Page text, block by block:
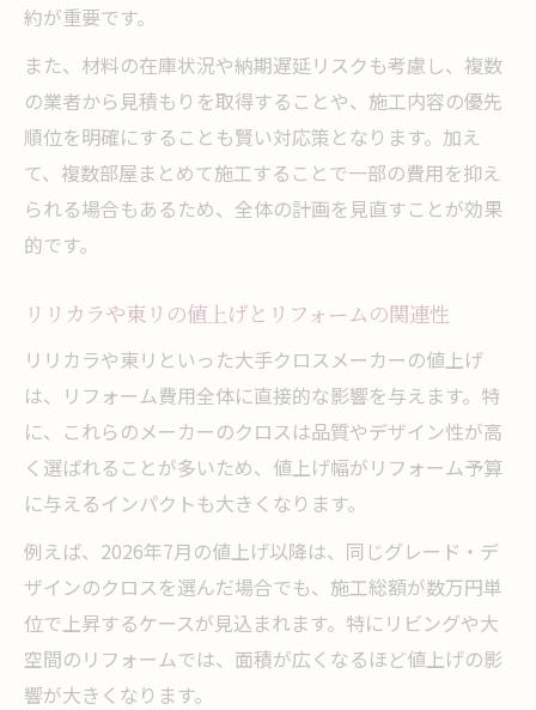
約が重要です。
また、材料の在庫状況や納期遅延リスクも考慮し、複数
の業者から見積もりを取得することや、施工内容の優先
順位を明確にすることも賢い対応策となります。加え
て、複数部屋まとめて施工することで一部の費用を抑え
られる場合もあるため、全体の計画を見直すことが効果
的です。
リリカラや東リの値上げとリフォームの関連性
リリカラや東リといった大手クロスメーカーの値上げ
は、リフォーム費用全体に直接的な影響を与えます。特
に、これらのメーカーのクロスは品質やデザイン性が高
く選ばれることが多いため、値上げ幅がリフォーム予算
に与えるインパクトも大きくなります。
例えば、2026年7月の値上げ以降は、同じグレード・デ
ザインのクロスを選んだ場合でも、施工総額が数万円単
位で上昇するケースが見込まれます。特にリビングや大
空間のリフォームでは、面積が広くなるほど値上げの影
響が大きくなります。